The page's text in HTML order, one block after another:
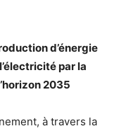
d’énergie
par la
2035
à travers la